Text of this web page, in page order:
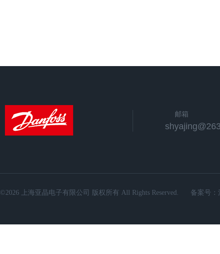
邮箱
©2026 上海亚晶电子有限公司 版权所有 All Rights Reserved. 备案号：